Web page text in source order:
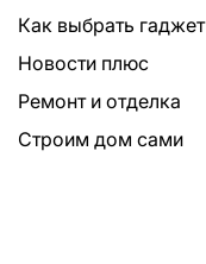
Как выбрать гаджет
Новости плюс
Ремонт и отделка
Строим дом сами